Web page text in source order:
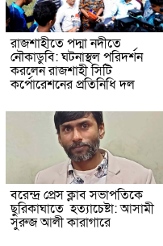
রাজশাহীতে পদ্মা নদীতে
নৌকাডুবি: ঘটনাস্থল পরিদর্শন
করলেন রাজশাহী সিটি
কর্পোরেশনের প্রতিনিধি দল
বরেন্দ্র প্রেস ক্লাব সভাপতিকে
ছুরিকাঘাতে হত্যাচেষ্টা: আসামী
সুরুজ আলী কারাগারে